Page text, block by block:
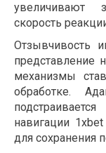
увеличивают
скорость
Отзывчивость
представление
механизмы
обработке.
навигации
для сохранения